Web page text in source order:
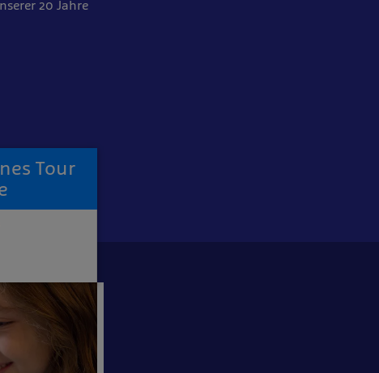
20 Jahre
Tour